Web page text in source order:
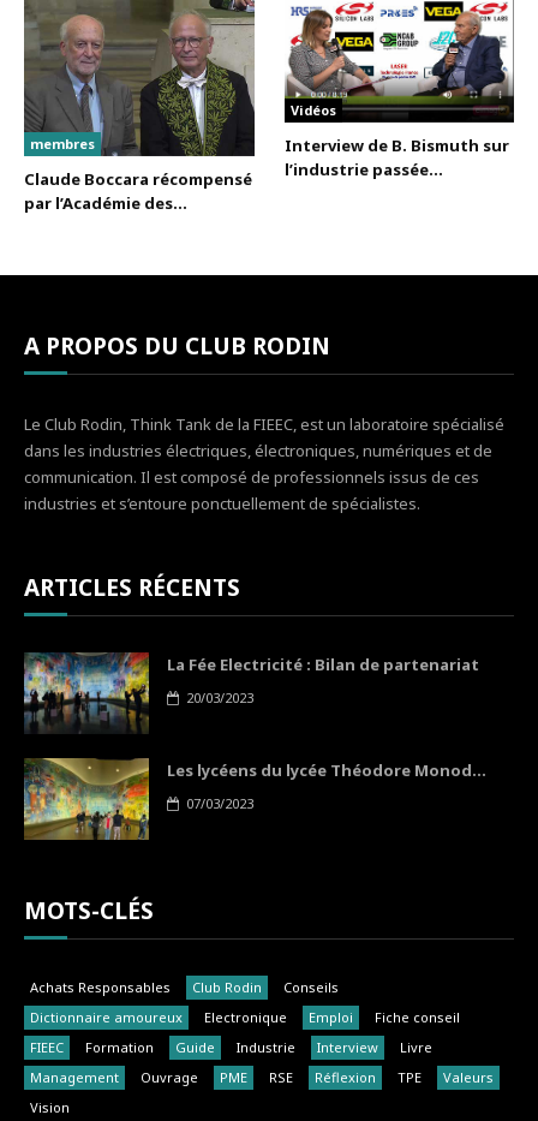
membres
Claude Boccara récompensé
par l’Académie des...
Vidéos
Interview de B. Bismuth sur
l’industrie passée...
A PROPOS DU CLUB RODIN
Le Club Rodin, Think Tank de la FIEEC, est un laboratoire spécialisé
dans les industries électriques, électroniques, numériques et de
communication. Il est composé de professionnels issus de ces
industries et s’entoure ponctuellement de spécialistes.
ARTICLES RÉCENTS
La Fée Electricité : Bilan de partenariat
20/03/2023
Les lycéens du lycée Théodore Monod...
07/03/2023
MOTS-CLÉS
Achats Responsables Club Rodin
Conseils
Dictionnaire amoureux
Electronique Emploi
Fiche conseil
FIEEC
Formation Guide Industrie Interview
Livre
Management
Ouvrage PME RSE Réflexion TPE
Valeurs
Vision